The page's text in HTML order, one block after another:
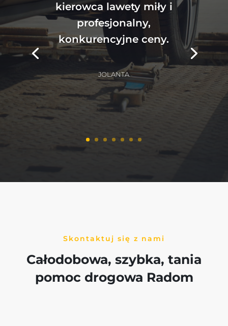
kierowca lawety miły i
profesjonalny,
konkurencyjne ceny.
JOLANTA
Skontaktuj się z nami
Całodobowa, szybka, tania
pomoc drogowa Radom